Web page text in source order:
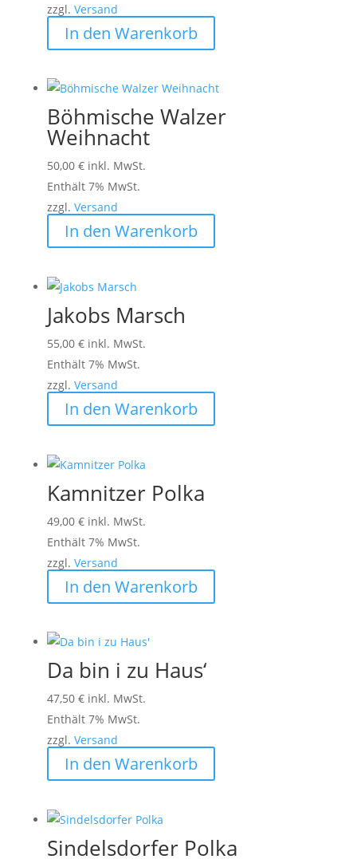
zzgl. Versand
In den Warenkorb
Böhmische Walzer
Weihnacht
50,00 € inkl. MwSt.
Enthält 7% MwSt.
zzgl. Versand
In den Warenkorb
Jakobs Marsch
55,00 € inkl. MwSt.
Enthält 7% MwSt.
zzgl. Versand
In den Warenkorb
Kamnitzer Polka
49,00 € inkl. MwSt.
Enthält 7% MwSt.
zzgl. Versand
In den Warenkorb
Da bin i zu Haus‘
47,50 € inkl. MwSt.
Enthält 7% MwSt.
zzgl. Versand
In den Warenkorb
Sindelsdorfer Polka